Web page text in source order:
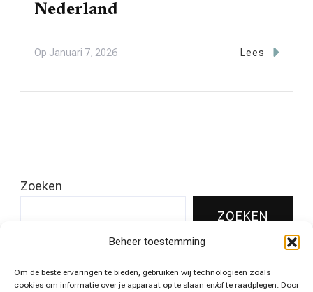
Beheer toestemming
Om de beste ervaringen te bieden, gebruiken wij technologieën zoals
cookies om informatie over je apparaat op te slaan en/of te raadplegen. Door
Nederland
Op Januari 7, 2026 Lees
Zoeken
ZOEKEN
Leukste pins voor jouw huis!